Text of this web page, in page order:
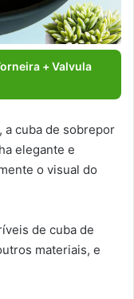
+ Valvula
a cuba de sobrepor
elegante e
o visual do
de cuba de
materiais, e